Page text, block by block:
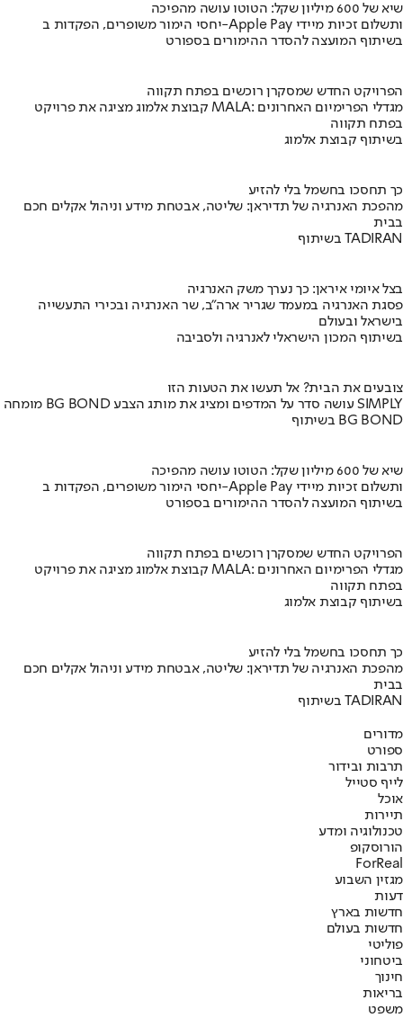
שיא של 600 מיליון שקל: הטוטו עושה מהפיכה
יחסי הימור משופרים, הפקדות ב-Apple Pay ותשלום זכיות מיידי
בשיתוף המועצה להסדר ההימורים בספורט
הפרויקט החדש שמסקרן רוכשים בפתח תקווה
קבוצת אלמוג מציגה את פרויקט MALA: מגדלי הפרימיום האחרונים
בפתח תקווה
בשיתוף קבוצת אלמוג
כך תחסכו בחשמל בלי להזיע
מהפכת האנרגיה של תדיראן: שליטה, אבטחת מידע וניהול אקלים חכם
בבית
בשיתוף TADIRAN
בצל איומי איראן: כך נערך משק האנרגיה
פסגת האנרגיה במעמד שגריר ארה"ב, שר האנרגיה ובכירי התעשייה
בישראל ובעולם
בשיתוף המכון הישראלי לאנרגיה ולסביבה
צובעים את הבית? אל תעשו את הטעות הזו
מומחה BG BOND עושה סדר על המדפים ומציג את מותג הצבע SIMPLY
בשיתוף BG BOND
שיא של 600 מיליון שקל: הטוטו עושה מהפיכה
יחסי הימור משופרים, הפקדות ב-Apple Pay ותשלום זכיות מיידי
בשיתוף המועצה להסדר ההימורים בספורט
הפרויקט החדש שמסקרן רוכשים בפתח תקווה
קבוצת אלמוג מציגה את פרויקט MALA: מגדלי הפרימיום האחרונים
בפתח תקווה
בשיתוף קבוצת אלמוג
כך תחסכו בחשמל בלי להזיע
מהפכת האנרגיה של תדיראן: שליטה, אבטחת מידע וניהול אקלים חכם
בבית
בשיתוף TADIRAN
מדורים
ספורט
תרבות ובידור
לייף סטייל
אוכל
תיירות
טכנולוגיה ומדע
הורוסקופ
ForReal
מגזין השבוע
דעות
חדשות בארץ
חדשות בעולם
פוליטי
ביטחוני
חינוך
בריאות
משפט